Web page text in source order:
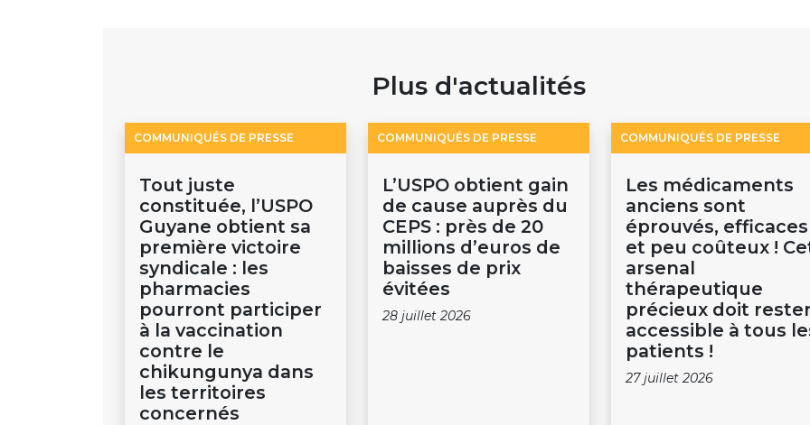
Plus d'actualités
COMMUNIQUÉS DE PRESSE
Tout juste
constituée, l’USPO
Guyane obtient sa
première victoire
syndicale : les
pharmacies
pourront participer
à la vaccination
contre le
chikungunya dans
les territoires
concernés
COMMUNIQUÉS DE PRESSE
L’USPO obtient gain
de cause auprès du
CEPS : près de 20
millions d’euros de
baisses de prix
évitées
28 juillet 2026
COMMUNIQUÉS DE PRESSE
Les médicaments
anciens sont
éprouvés, efficaces
et peu coûteux !
arsenal
thérapeutique
précieux doit rester
accessible à tous
patients !
27 juillet 2026